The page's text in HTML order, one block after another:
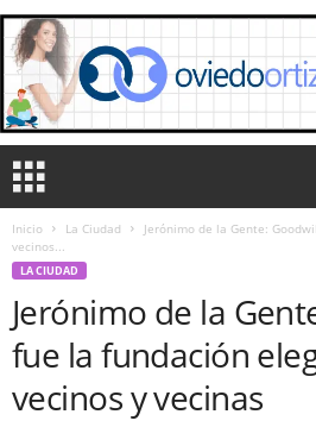
Inicio La Ciudad
Jerónimo de la Gente:
vecinos...
LA CIUDAD
Jerónimo de la
fue la fundación
vecinos y vecinas